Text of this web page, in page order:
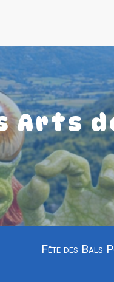
Arts
Fête des Bals